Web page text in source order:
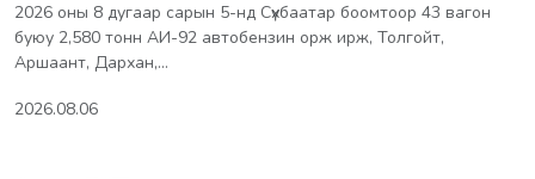
2026 оны 8 дугаар сарын 5-нд Сүхбаатар боомтоор 43 вагон
буюу 2,580 тонн АИ-92 автобензин орж ирж, Толгойт,
Аршаант, Дархан,…
2026.08.06